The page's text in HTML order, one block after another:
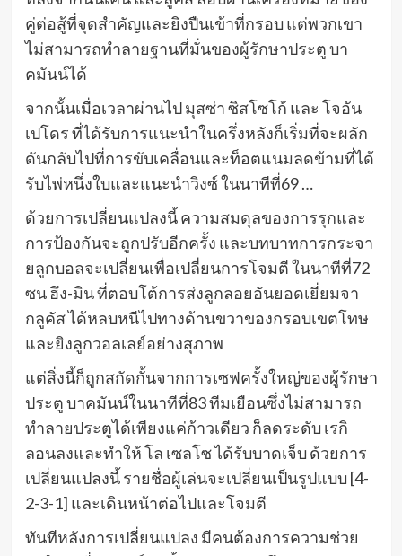
คู่ต่อสู้ที่จุดสำคัญและยิงปืนเข้าที่กรอบ แต่พวกเขา
ไม่สามารถทำลายฐานที่มั่นของผู้รักษาประตู บา
คมันน์ได้
จากนั้นเมื่อเวลาผ่านไป มุสซ่า ซิสโซโก้ และ โจอัน
เปโดร ที่ได้รับการแนะนำในครึ่งหลังก็เริ่มที่จะผลัก
ดันกลับไปที่การขับเคลื่อนและท็อตแนมลดข้ามที่ได้
รับไพ่หนึ่งใบและแนะนำวิงซ์ ในนาทีที่69 …
ด้วยการเปลี่ยนแปลงนี้ ความสมดุลของการรุกและ
การป้องกันจะถูกปรับอีกครั้ง และบทบาทการกระจา
ยลูกบอลจะเปลี่ยนเพื่อเปลี่ยนการโจมตี ในนาทีที่72
ซน ฮึง-มิน ที่ตอบโต้การส่งลูกลอยอันยอดเยี่ยมจา
กลูคัส ได้หลบหนีไปทางด้านขวาของกรอบเขตโทษ
และยิงลูกวอลเลย์อย่างสุภาพ
แต่สิ่งนี้ก็ถูกสกัดกั้นจากการเซฟครั้งใหญ่ของผู้รักษา
ประตู บาคมันน์ในนาทีที่83 ทีมเยือนซึ่งไม่สามารถ
ทำลายประตูได้เพียงแค่ก้าวเดียว ก็ลดระดับ เรกิ
ลอนลงและทำให้ โล เซลโซ ได้รับบาดเจ็บ ด้วยการ
เปลี่ยนแปลงนี้ รายชื่อผู้เล่นจะเปลี่ยนเป็นรูปแบบ [4-
2-3-1] และเดินหน้าต่อไปและโจมตี
ทันทีหลังการเปลี่ยนแปลง มีคนต้องการความช่วย